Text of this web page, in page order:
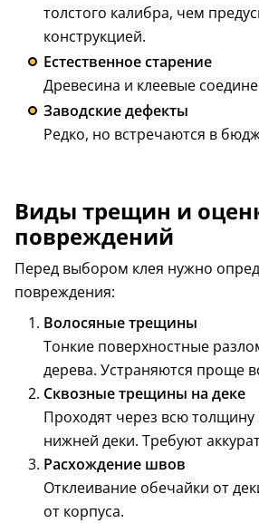
толстого калибра, чем
конструкцией.
Естественное старение
Древесина и клеевые
Заводские дефекты
Редко, но встречаются в
Виды трещин и
повреждений
Перед выбором клея нужно
повреждения:
Волосяные трещины
Тонкие поверхностные
дерева. Устраняются проще
Сквозные трещины на деке
Проходят через всю толщину
нижней деки. Требуют
Расхождение швов
Отклеивание обечайки от
от корпуса.